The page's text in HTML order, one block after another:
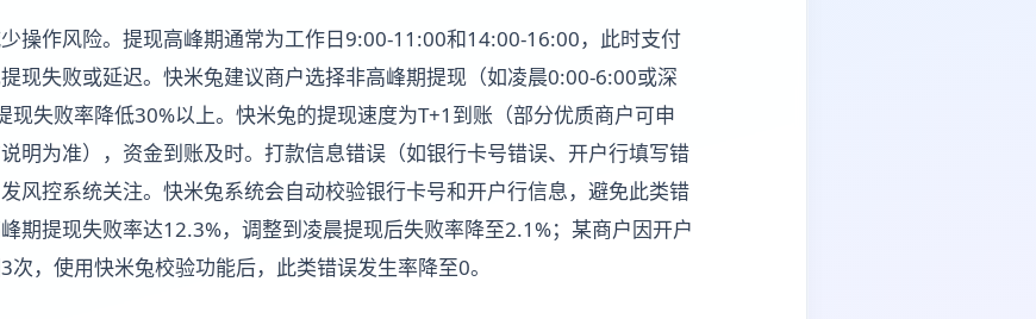
操作风险。提现高峰期通常为工作日9:00-11:00和14:00-16:00，此时支付
现失败或延迟。快米兔建议商户选择非高峰期提现（如凌晨0:00-6:00或深
失败率降低30%以上。快米兔的提现速度为T+1到账（部分优质商户可申
明为准），资金到账及时。打款信息错误（如银行卡号错误、开户行填写错
风控系统关注。快米兔系统会自动校验银行卡号和开户行信息，避免此类错
期提现失败率达12.3%，调整到凌晨提现后失败率降至2.1%；某商户因开户
，使用快米兔校验功能后，此类错误发生率降至0。